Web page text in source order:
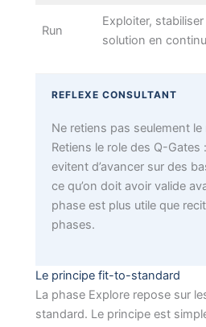
Run
Exploiter,
solution en
REFLEXE CONSULTANT
Ne retiens pas seulement
Retiens le role des Q-Gates
evitent d’avancer sur des
ce qu’on doit avoir valide
phase est plus utile que
phases.
Le principe fit-to-standard
La phase Explore repose sur
standard. Le principe est